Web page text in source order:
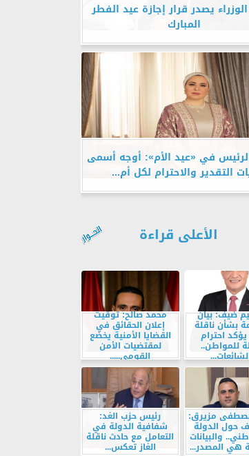
يصدر قرار إجازة عيد الفطر
المبارك
في «عيد الأم»: أوجه أسمى
التقدير والاحترام لكل أم...
الأعلى قراءة
ضيف: بيان
بشأن ناقلة
يؤكد احترام
للمواطن..
محمد صالح: توقيت
إعلان الحقائق في
القضايا الأمنية يخضع
لمقتضيات الأمن
القومي.....
مصطفى مزيرق:
حول الدولة
والبيانات
هي المصدر...
رئيس حزب الغد:
شفافية الدولة في
التعامل مع حادث ناقلة
الغاز تعكس...